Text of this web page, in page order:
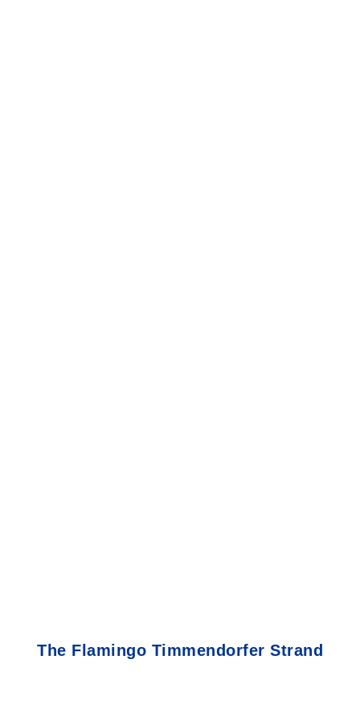
The Flamingo Timmendorfer Strand